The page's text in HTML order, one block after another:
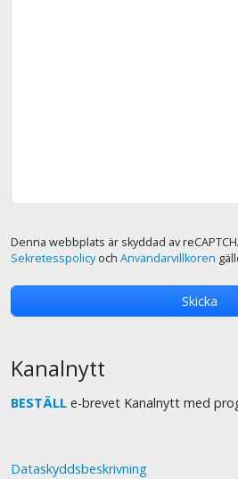
Denna webbplats är skyddad av
Sekretesspolicyoch Användarvillkoren
Kanalnytt
BESTÄLL e-brevet Kanalnytt med
Dataskyddsbeskrivning